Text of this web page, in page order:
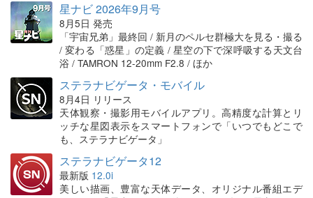
星ナビ 2026年9月号
8月5日 発売
「宇宙兄弟」最終回 / 新月のペルセ群極大を見る・撮る
/ 変わる「惑星」の定義 / 星空の下で深呼吸する天文台
浴 / TAMRON 12-20mm F2.8 / ほか
ステラナビゲータ・モバイル
8月4日 リリース
天体観察・撮影用モバイルアプリ。高精度な計算とリ
ッチな星図表示をスマートフォンで「いつでもどこで
も、ステラナビゲータ」
ステラナビゲータ12
最新版 12.0i
美しい描画、豊富な天体データ、オリジナル番組エデ